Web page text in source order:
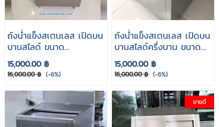
ถังน้ำแข็งสเตนเลส เปิดบน
บานสไลด์ ขนาด
60x60x85 cm.
15,000.00 ฿
16,000.00 ฿ (-6%)
ถังน้ำแข็งสเตนเลส เปิดบน
บานสไลด์ครึ่งบาน ขนาด
55x60x85 cm.
15,000.00 ฿
16,000.00 ฿ (-6%)
ขายดี